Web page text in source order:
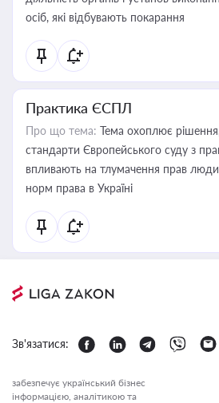
осіб, які відбувають покарання
Практика ЄСПЛ
Про що тема: Тема охоплює рішення,
стандарти Європейського суду з
впливають на тлумачення прав
норм права в Україні
Зв'язатися:
забезпечує український бізнес
інформацією, аналітикою та